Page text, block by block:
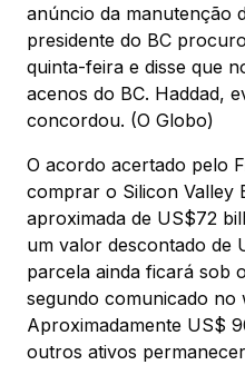
anúncio da manutenção
presidente do BC
quinta-feira e disse que
acenos do BC. Haddad,
concordou. (O Globo)
O acordo acertado pelo
comprar o Silicon Valley
aproximada de US$72
um valor descontado de
parcela ainda ficará sob
segundo comunicado no
Aproximadamente US$
outros ativos